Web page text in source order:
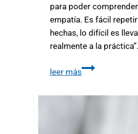
para poder
empatía. Es fácil
hechas, lo difícil es
realmente a la práctica”.
leer más